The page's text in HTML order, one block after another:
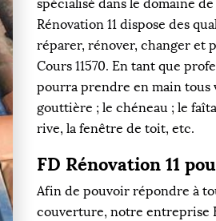
spécialisé dans le domaine
Rénovation 11 dispose des
réparer, rénover, changer et
Cours 11570. En tant que
pourra prendre en main tous
gouttière ; le chéneau ; le
rive, la fenêtre de toit, etc.
FD Rénovation 11
Afin de pouvoir répondre à
couverture, notre entreprise